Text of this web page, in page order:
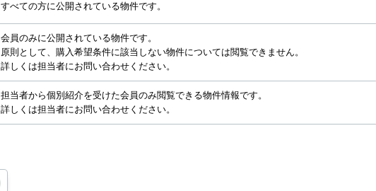
すべての方に公開されている物件です。
会員のみに公開されている物件です。
原則として、購入希望条件に該当しない物件については閲覧できません。
詳しくは担当者にお問い合わせください。
担当者から個別紹介を受けた会員のみ閲覧できる物件情報です。
詳しくは担当者にお問い合わせください。